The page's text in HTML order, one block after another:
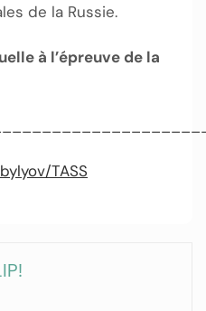
de la Russie.
à l’épreuve de la
TASS